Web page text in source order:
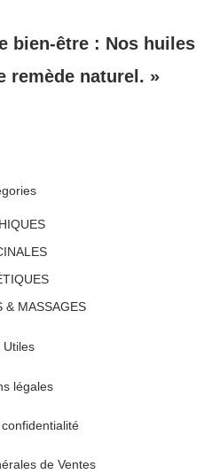
bien-être : Nos huiles
remède naturel. »
& MASSAGES
Utiles
légales
de Ventes